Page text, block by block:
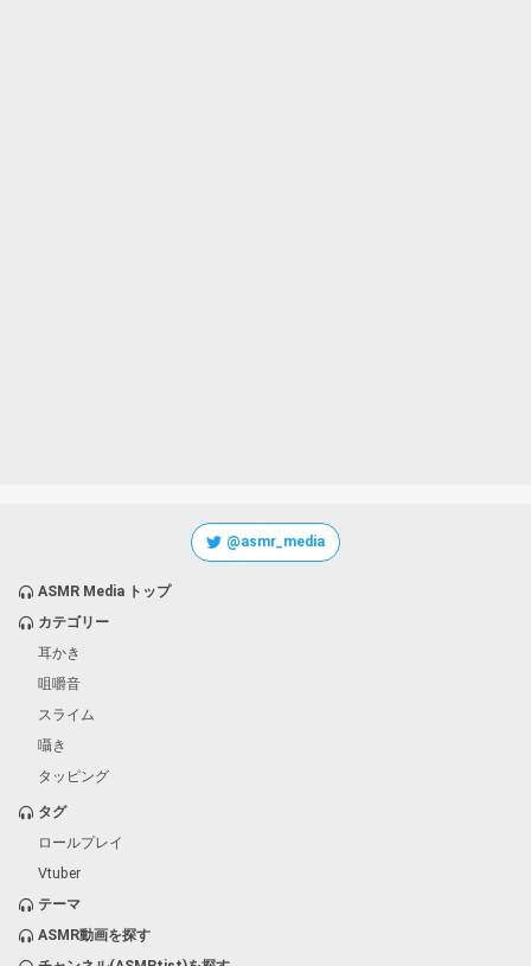
@asmr_media
ASMR Media トップ
カテゴリー
耳かき
咀嚼音
スライム
囁き
タッピング
タグ
ロールプレイ
Vtuber
テーマ
ASMR動画を探す